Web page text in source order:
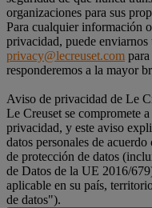
organizaciones para sus
Para cualquier información
privacidad, puede
privacy@lecreuset.com
responderemos a la mayor
Aviso de privacidad de Le
Le Creuset se compromete
privacidad, y este aviso
datos personales de
de protección de datos
de Datos de la UE 2016/
aplicable en su país,
de datos").